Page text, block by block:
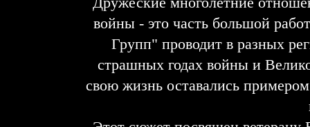
войны - это часть большой
Групп" проводит в разных
страшных годах войны и
свою жизнь оставались